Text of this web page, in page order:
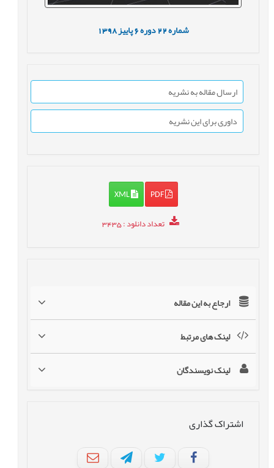
شماره22 دوره6 پاییز1398
ارسال مقاله به نشریه
داوری برای این نشریه
PDF
XML
تعداد دانلود: 3435
ارجاع به این مقاله
لینک های مرتبط
لینک نویسندگان
اشتراک گذاری